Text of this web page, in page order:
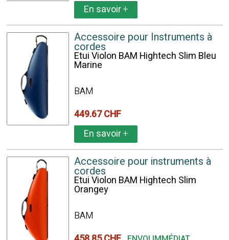
En savoir+
Accessoire pour Instruments à
cordes
Etui Violon BAM Hightech Slim Bleu
Marine
BAM
449.67 CHF
En savoir+
Accessoire pour instruments à
cordes
Etui Violon BAM Hightech Slim
Orangey
BAM